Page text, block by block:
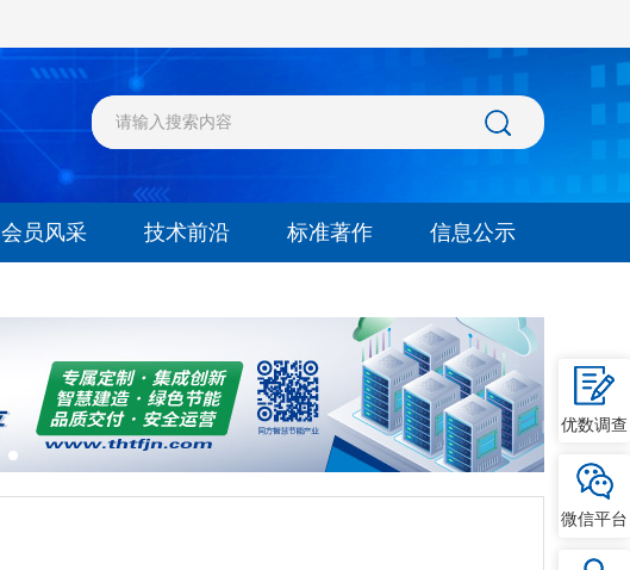
会员风采 技术前沿 标准著作 信息公示
优数调查
微信平台